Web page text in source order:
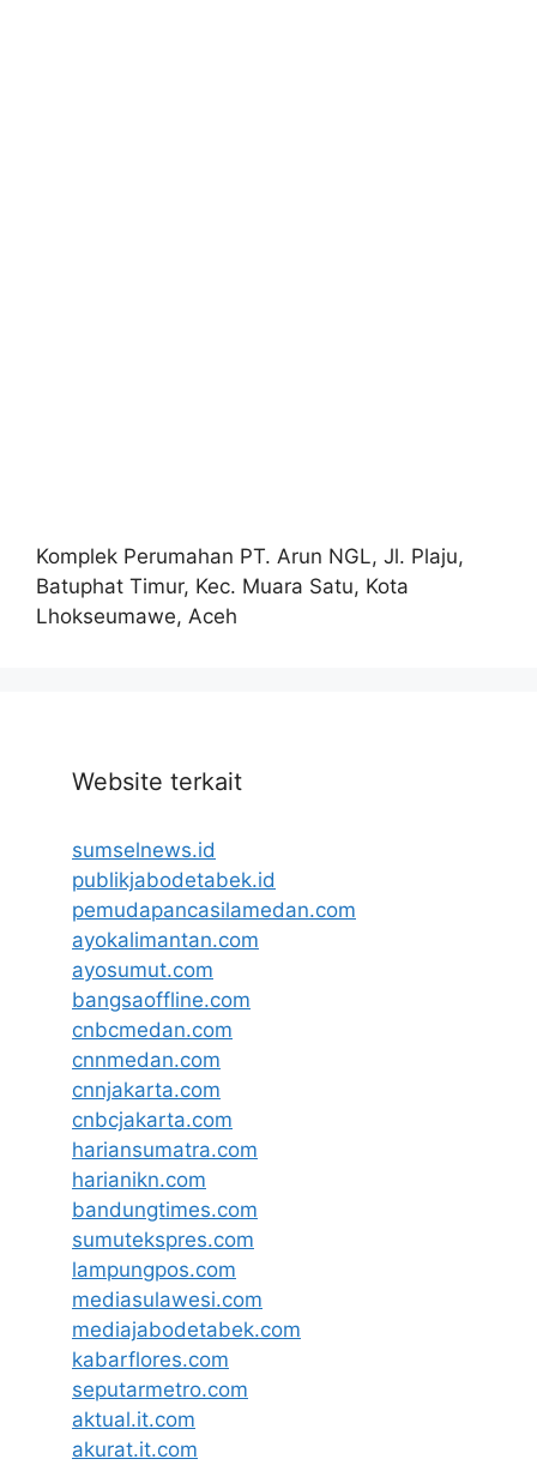
Komplek Perumahan PT. Arun NGL, Jl. Plaju,
Batuphat Timur, Kec. Muara Satu, Kota
Lhokseumawe, Aceh
Website terkait
sumselnews.id
publikjabodetabek.id
pemudapancasilamedan.com
ayokalimantan.com
ayosumut.com
bangsaoffline.com
cnbcmedan.com
cnnmedan.com
cnnjakarta.com
cnbcjakarta.com
hariansumatra.com
harianikn.com
bandungtimes.com
sumutekspres.com
lampungpos.com
mediasulawesi.com
mediajabodetabek.com
kabarflores.com
seputarmetro.com
aktual.it.com
akurat.it.com